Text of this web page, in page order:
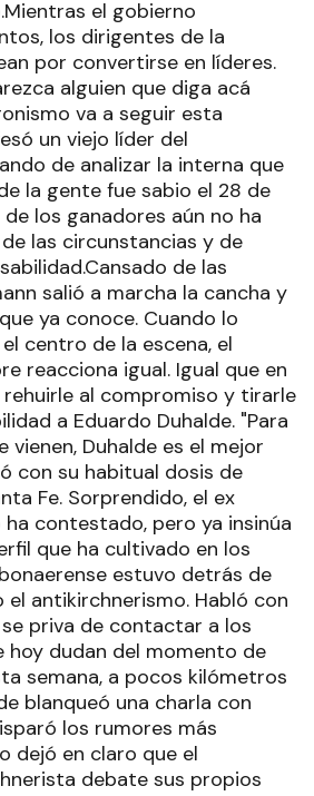
el gobierno
los dirigentes de la
por convertirse en líderes.
alguien que diga acá
va a seguir esta
un viejo líder del
de analizar la interna que
la gente fue sabio el 28 de
los ganadores aún no ha
las circunstancias y de
de las
salió a marcha la cancha y
ya conoce. Cuando lo
centro de la escena, el
reacciona igual. Igual que en
al compromiso y tirarle
a Eduardo Duhalde. "Para
vienen, Duhalde es el mejor
con su habitual dosis de
Fe. Sorprendido, el ex
contestado, pero ya insinúa
que ha cultivado en los
estuvo detrás de
el antikirchnerismo. Habló con
priva de contactar a los
hoy dudan del momento de
semana, a pocos kilómetros
blanqueó una charla con
los rumores más
dejó en claro que el
debate sus propios